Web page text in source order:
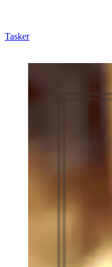
Tasker